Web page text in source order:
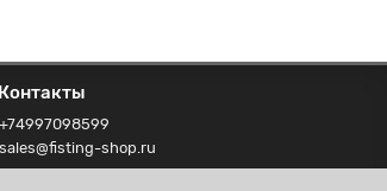
Контакты
+74997098599
sales@fisting-shop.ru